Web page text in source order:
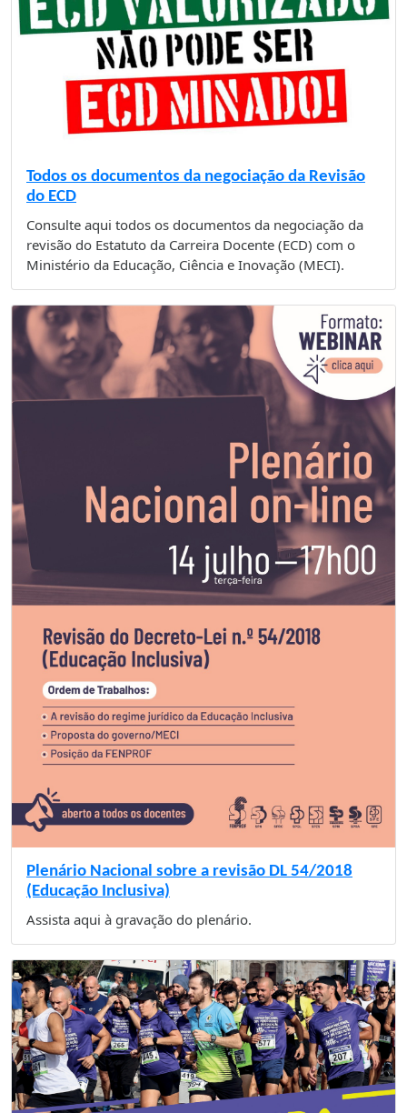
Todos os documentos da negociação da Revisão
do ECD
Consulte aqui todos os documentos da negociação da
revisão do Estatuto da Carreira Docente (ECD) com o
Ministério da Educação, Ciência e Inovação (MECI).
Plenário Nacional sobre a revisão DL 54/2018
(Educação Inclusiva)
Assista aqui à gravação do plenário.